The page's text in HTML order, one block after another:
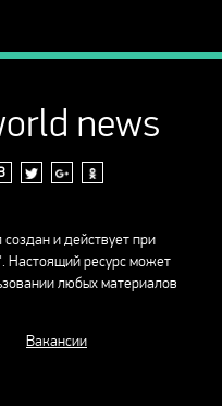
news
и действует при
Настоящий ресурс может
любых материалов
Вакансии